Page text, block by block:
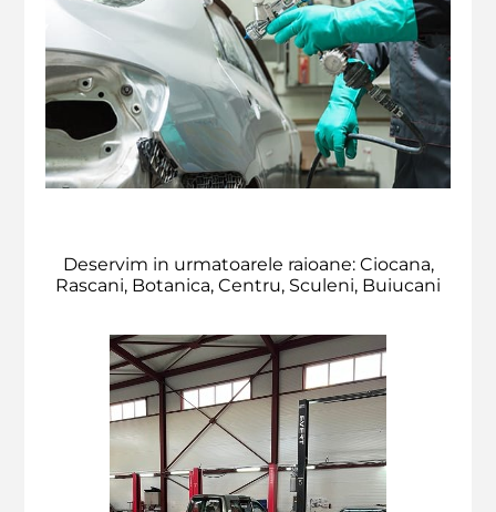
Deservim in urmatoarele raioane: Ciocana,
Rascani, Botanica, Centru, Sculeni, Buiucani